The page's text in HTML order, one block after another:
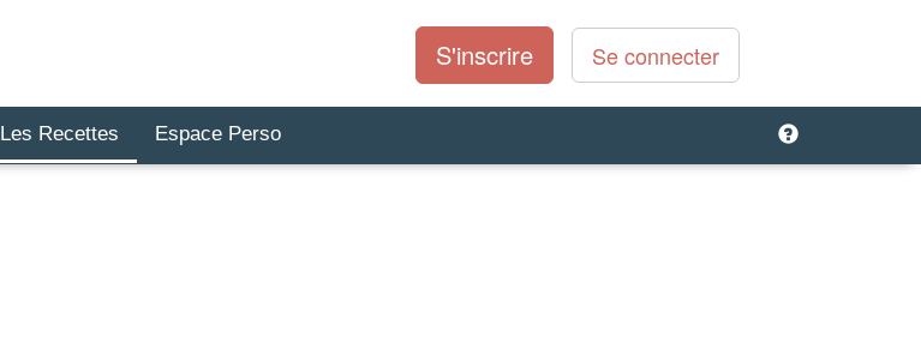
S'inscrire Se connecter
Les Recettes Espace Perso